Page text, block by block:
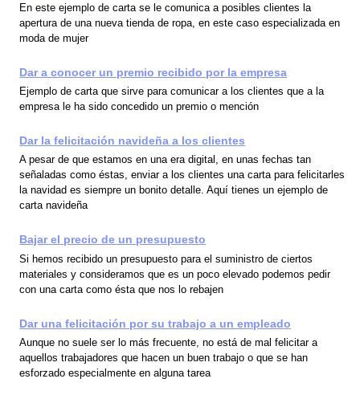
En este ejemplo de carta se le comunica a posibles clientes la
apertura de una nueva tienda de ropa, en este caso especializada en
moda de mujer
Dar a conocer un premio recibido por la empresa
Ejemplo de carta que sirve para comunicar a los clientes que a la
empresa le ha sido concedido un premio o mención
Dar la felicitación navideña a los clientes
A pesar de que estamos en una era digital, en unas fechas tan
señaladas como éstas, enviar a los clientes una carta para felicitarles
la navidad es siempre un bonito detalle. Aquí tienes un ejemplo de
carta navideña
Bajar el precio de un presupuesto
Si hemos recibido un presupuesto para el suministro de ciertos
materiales y consideramos que es un poco elevado podemos pedir
con una carta como ésta que nos lo rebajen
Dar una felicitación por su trabajo a un empleado
Aunque no suele ser lo más frecuente, no está de mal felicitar a
aquellos trabajadores que hacen un buen trabajo o que se han
esforzado especialmente en alguna tarea